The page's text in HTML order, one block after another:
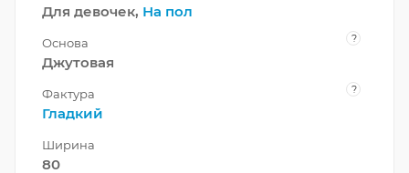
Для девочек, На пол
Основа ?
Джутовая
Фактура ?
Гладкий
Ширина
80